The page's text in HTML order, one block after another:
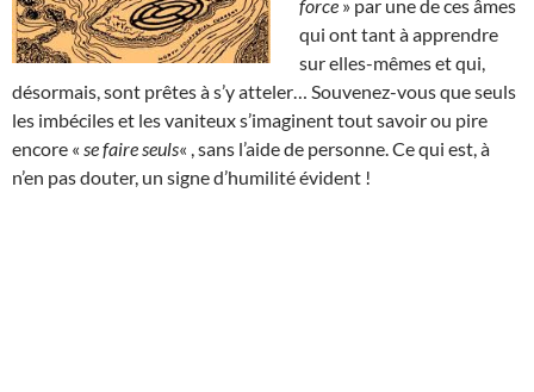
force » par une de ces âmes
qui ont tant à apprendre
sur elles-mêmes et qui,
désormais, sont prêtes à s’y atteler… Souvenez-vous que seuls
les imbéciles et les vaniteux s’imaginent tout savoir ou pire
encore « se faire seuls« , sans l’aide de personne. Ce qui est, à
n’en pas douter, un signe d’humilité évident !